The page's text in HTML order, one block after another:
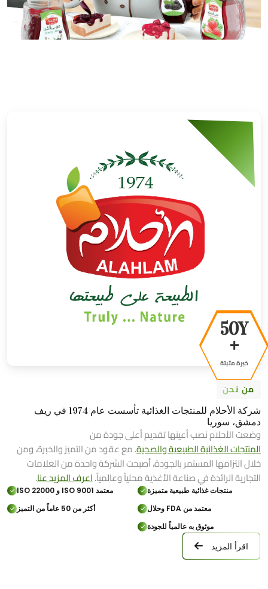
50Y
+
خبرة مثبتة
من نحن
شركة الأحلام للمنتجات الغذائية تأسست عام 1974 في ريف
دمشق، سوريا
وضعت الأحلام نصب أعينها تقديم أعلى جودة من
المنتجات الغذائية الطبيعية والصحية. مع عقود من التميز والخبرة، ومن
خلال التزامها المستمر بالجودة، أصبحت الشركة واحدة من العلامات
التجارية الرائدة في صناعة الأغذية محلياً وعالمياً.اعرف المزيد عنا.
منتجات غذائية طبيعية متميزة
معتمد ISO 9001 و ISO 22000
معتمد من FDA وحلال
أكثر من 50 عاماً من التميز
موثوق به عالمياً للجودة
اقرأ المزيد